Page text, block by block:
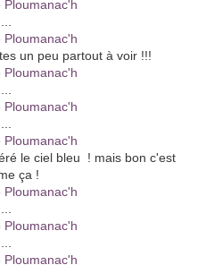
un peu partout à voir !!!
le ciel bleu ! mais bon c'est
ça !